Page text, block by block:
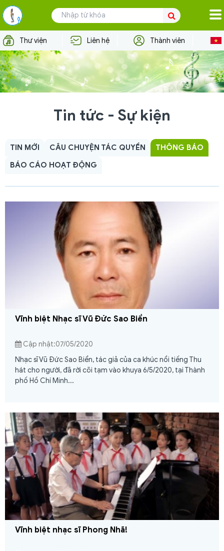
Thư viện Liên hệ Thành viên
Tin tức - Sự kiện
TIN MỚI CÂU CHUYỆN TÁC QUYỀN
THÔNG BÁO
BÁO CÁO HOẠT ĐỘNG
Vĩnh biệt Nhạc sĩ Vũ Đức Sao Biển
Cập nhật:07/05/2020
Nhạc sĩ Vũ Đức Sao Biển, tác giả của ca khúc nổi tiếng Thu
hát cho người, đã rời cõi tạm vào khuya 6/5/2020, tại Thành
phố Hồ Chí Minh...
Vĩnh biệt nhạc sĩ Phong Nhã!
TRANG CHỦ
VỀ VCPMC
TÁC GIẢ
HỢP TÁC QUỐC TẾ
TIN TỨC - SỰ KIỆN
TƯ VẤN PHÁP LÝ